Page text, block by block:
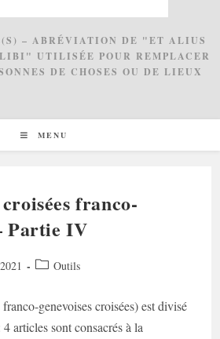
– ABRÉVIATION DE "ET ALIUS
UTILISÉE POUR REMPLACER
DE CHOSES OU DE LIEUX
MENU
franco-
Partie IV
PostOutils
genevoises croisées) est divisé
articles sont consacrés à la